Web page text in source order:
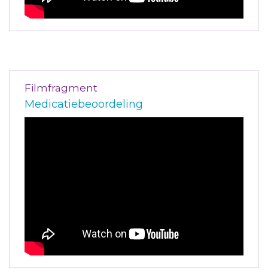
Filmfragment
Medicatiebeoordeling